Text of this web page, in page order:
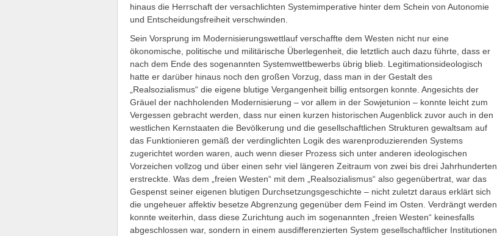
hinaus die Herrschaft der versachlichten Systemimperative hinter dem Schein von Autonomie
und Entscheidungsfreiheit verschwinden.
Sein Vorsprung im Modernisierungswettlauf verschaffte dem Westen nicht nur eine
ökonomische, politische und militärische Überlegenheit, die letztlich auch dazu führte, dass er
nach dem Ende des sogenannten Systemwettbewerbs übrig blieb. Legitimationsideologisch
hatte er darüber hinaus noch den großen Vorzug, dass man in der Gestalt des
„Realsozialismus“ die eigene blutige Vergangenheit billig entsorgen konnte. Angesichts der
Gräuel der nachholenden Modernisierung – vor allem in der Sowjetunion – konnte leicht zum
Vergessen gebracht werden, dass nur einen kurzen historischen Augenblick zuvor auch in den
westlichen Kernstaaten die Bevölkerung und die gesellschaftlichen Strukturen gewaltsam auf
das Funktionieren gemäß der verdinglichten Logik des warenproduzierenden Systems
zugerichtet worden waren, auch wenn dieser Prozess sich unter anderen ideologischen
Vorzeichen vollzog und über einen sehr viel längeren Zeitraum von zwei bis drei Jahrhunderten
erstreckte. Was dem „freien Westen“ mit dem „Realsozialismus“ also gegenübertrat, war das
Gespenst seiner eigenen blutigen Durchsetzungsgeschichte – nicht zuletzt daraus erklärt sich
die ungeheuer affektiv besetze Abgrenzung gegenüber dem Feind im Osten. Verdrängt werden
konnte weiterhin, dass diese Zurichtung auch im sogenannten „freien Westen“ keinesfalls
abgeschlossen war, sondern in einem ausdifferenzierten System gesellschaftlicher Institutionen